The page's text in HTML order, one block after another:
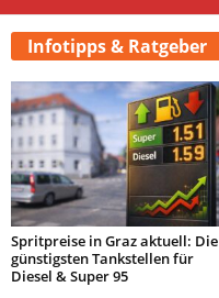
Infotipps & Ratgeber
Spritpreise in Graz aktuell: Die
günstigsten Tankstellen für
Diesel & Super 95